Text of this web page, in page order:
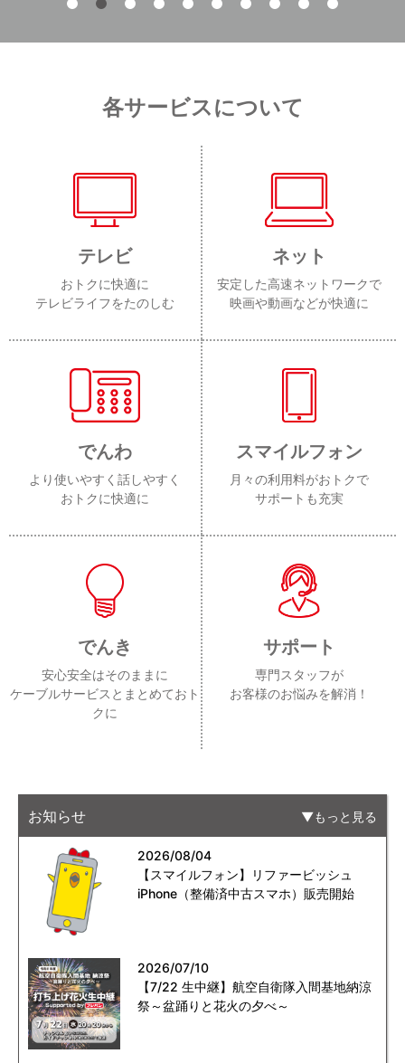
各サービスについて
テレビ
おトクに快適に
テレビライフをたのしむ
ネット
安定した高速ネットワークで
映画や動画などが快適に
でんわ
より使いやすく話しやすく
おトクに快適に
スマイルフォン
月々の利用料がおトクで
サポートも充実
でんき
安心安全はそのままに
ケーブルサービスとまとめておト
クに
サポート
専門スタッフが
お客様のお悩みを解消！
お知らせ もっと見る
2026/08/04
【スマイルフォン】リファービッシュ
iPhone（整備済中古スマホ）販売開始
2026/07/10
【7/22 生中継】航空自衛隊入間基地納涼
祭～盆踊りと花火の夕べ～